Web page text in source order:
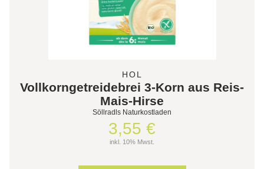
HOL
Vollkorngetreidebrei 3-Korn aus Reis-
Mais-Hirse
Söllradls Naturkostladen
3,55 €
inkl. 10% Mwst.